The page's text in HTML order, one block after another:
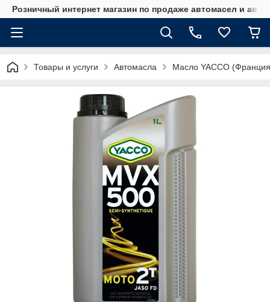
Розничный интернет магазин по продаже автомасел и
Товары и услуги Автомасла Масло YACCO